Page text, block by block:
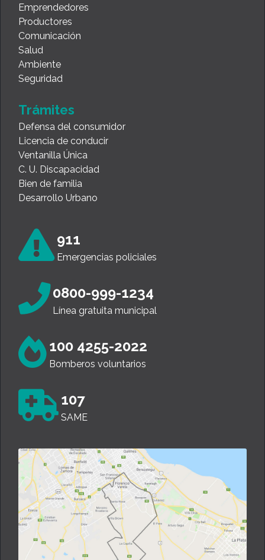
Emprendedores
Productores
Comunicación
Salud
Ambiente
Seguridad
Trámites
Defensa del consumidor
Licencia de conducir
Ventanilla Única
C. U. Discapacidad
Bien de familia
Desarrollo Urbano
911
Emergencias policiales
0800-999-1234
Línea gratuita municipal
100 4255-2022
Bomberos voluntarios
107
SAME